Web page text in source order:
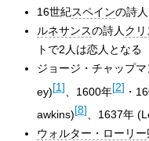
16世紀スペインの詩人
ルネサンスの詩人 ク
トで2人は恋人となる
ジョージ・チャップ
ey)[1] 、1600年[2] ・
awkins)[8] 、1637年
ウォルター・ローリー